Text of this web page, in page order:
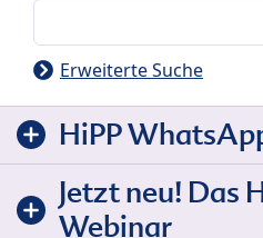
Erweiterte Suche
HiPP
Jetzt neu! Das
Webinar